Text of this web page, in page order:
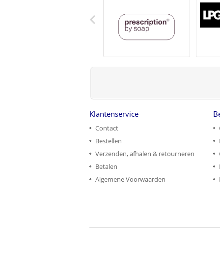
Klantenservice
Contact
Bestellen
Verzenden, afhalen & retourneren
Betalen
Algemene Voorwaarden